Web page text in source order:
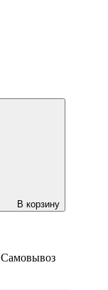
В корзину
Самовывоз